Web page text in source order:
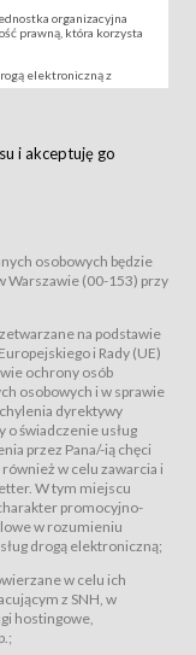
organizacyjna
prawną, która korzysta
elektroniczną z
umowy z
Wydarzeniu,
tj. uprawniające
filmowych,
w Serwisie;
z
pkt. 4 i 5 poniżej, których
Usługobiorców
ustawy z dnia 18 lipca
z 2002 r., Nr 144, poz.
materiałów
i akceptuję go
osobowych będzie
Warszawie (00-153) przy
na podstawie
i Rady (UE)
ochrony osób
osobowych i w sprawie
dyrektywy
o świadczenie usług
przez Pana/-ią chęci
w celu zawarcia i
W tym miejscu
promocyjno-
w rozumieniu
drogą elektroniczną;
w celu ich
z SNH, w
hostingowe,